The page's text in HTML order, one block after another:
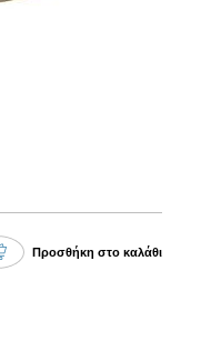
Προσθήκη στο καλάθι